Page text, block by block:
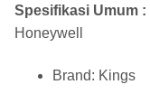
Spesifikasi Umum :
Honeywell
Brand: Kings